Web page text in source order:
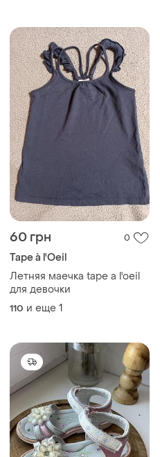
60 грн 0
Tape à l'Oeil
Летняя маечка tape a l'oeil
для девочки
110 и еще 1